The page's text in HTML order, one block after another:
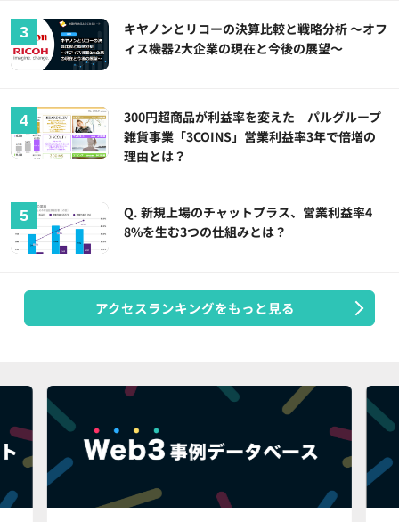
キヤノンとリコーの決算比較と戦略分析 ～オフ
ィス機器2大企業の現在と今後の展望～
300円超商品が利益率を変えた パルグループ
雑貨事業「3COINS」営業利益率3年で倍増の
理由とは？
Q. 新規上場のチャットプラス、営業利益率4
8%を生む3つの仕組みとは？
アクセスランキングをもっと見る